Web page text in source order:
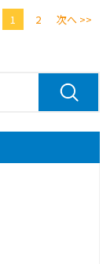
1 2 次へ >>